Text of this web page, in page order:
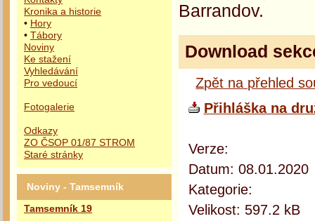
Kronika a historie
• Hory
• Tábory
Noviny
Ke stažení
Vyhledávání
Pro vedoucí
Fotogalerie
Odkazy
ZO ČSOP 01/87 STROM
Staré stránky
Noviny - Tamsemník
Tamsemník 19
Barrandov.
Download
Zpět na přehled
Přihláška na
Verze:
Datum: 08.01.2020
Kategorie:
Velikost: 597.2 kB